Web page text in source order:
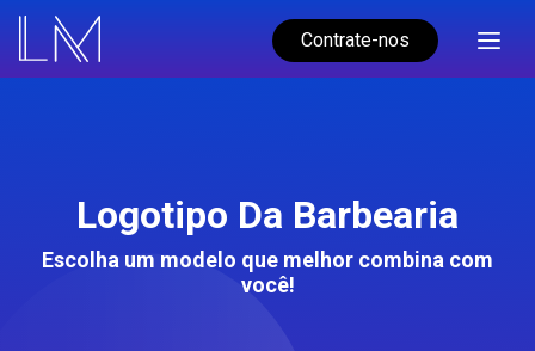
Contrate-nos
Logotipo Da Barbearia
Escolha um modelo que melhor combina com
você!